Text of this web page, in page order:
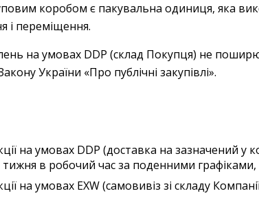
коробом є пакувальна одиниця, яка
і переміщення.
на умовах DDP (склад Покупця) не
України «Про публічні закупівлі».
на умовах DDP (доставка на зазначений у
в робочий час за поденними
на умовах EXW (самовивіз зі складу